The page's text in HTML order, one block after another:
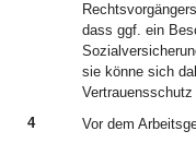
dass ggf. ein
sie könne sich
Vertrauensschutz
4
Vor dem